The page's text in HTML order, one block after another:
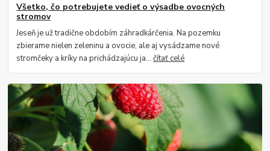
Všetko, čo potrebujete vedieť o výsadbe ovocných
stromov
Jeseň je už tradične obdobím záhradkárčenia. Na pozemku
zbierame nielen zeleninu a ovocie, ale aj vysádzame nové
stromčeky a kríky na prichádzajúcu ja...čítať celé